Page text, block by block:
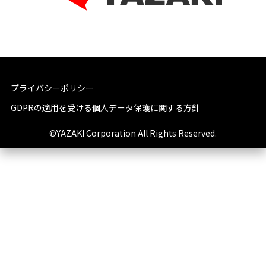
プライバシーポリシー
GDPRの適用を受ける個人データ保護に関する方針
©YAZAKI Corporation All Rights Reserved.